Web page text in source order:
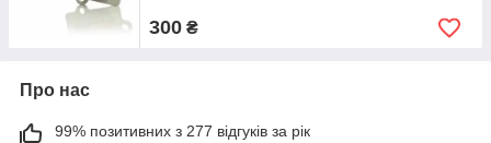
300 ₴
Про нас
99% позитивних з 277 відгуків за рік